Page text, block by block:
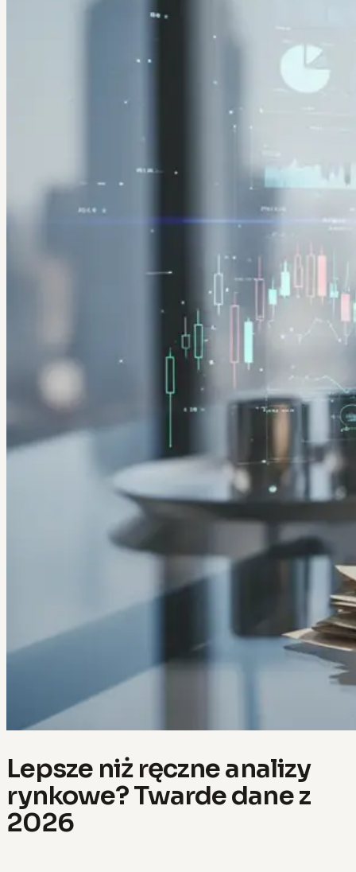
Lepsze niż ręczne analizy
rynkowe? Twarde dane z
2026